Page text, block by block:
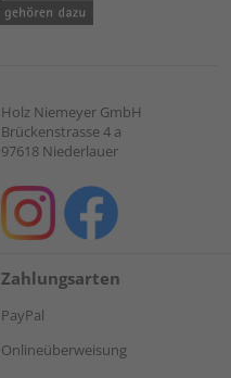
Holz Niemeyer GmbH
Brückenstrasse 4 a
97618 Niederlauer
Zahlungsarten
PayPal
Onlineüberweisung